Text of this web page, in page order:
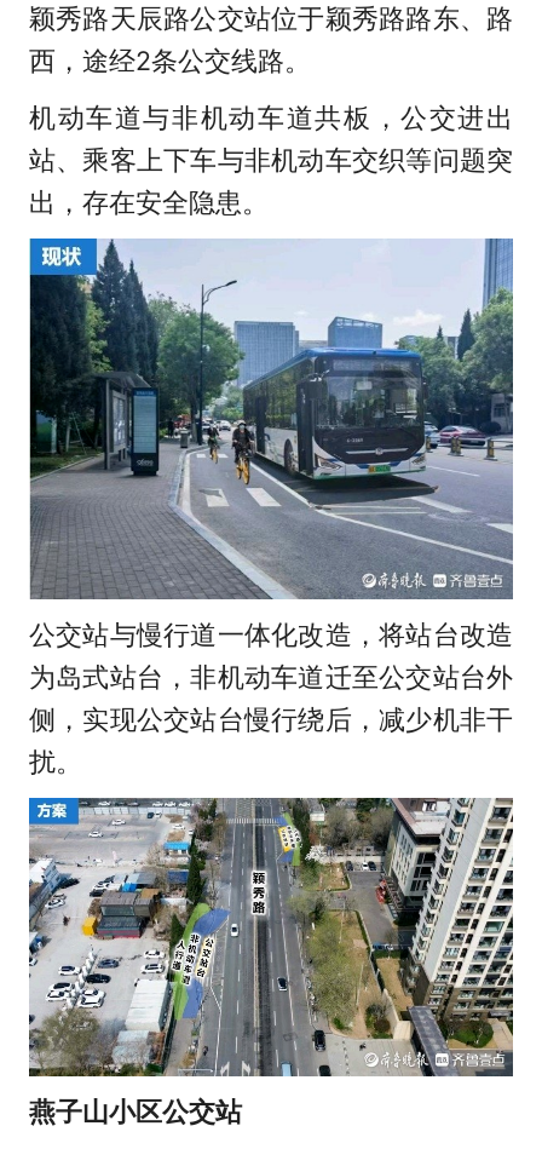
颖秀路天辰路公交站位于颖秀路路东、路
西，途经2条公交线路。
机动车道与非机动车道共板，公交进出
站、乘客上下车与非机动车交织等问题突
出，存在安全隐患。
公交站与慢行道一体化改造，将站台改造
为岛式站台，非机动车道迁至公交站台外
侧，实现公交站台慢行绕后，减少机非干
扰。
燕子山小区公交站